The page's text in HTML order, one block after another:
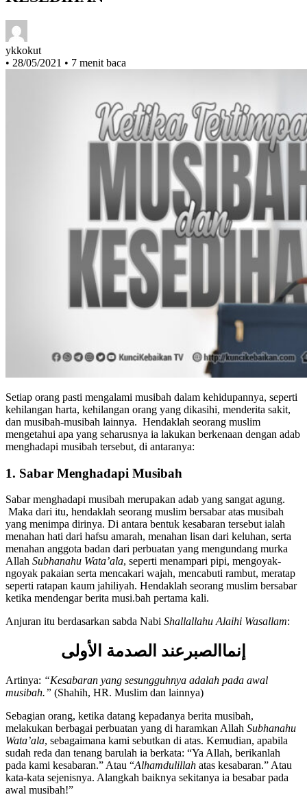
ykkokut
Setiap orang pasti mengalami musibah dalam kehidupannya, seperti
kehilangan harta, kehilangan orang yang dikasihi, menderita sakit,
dan musibah-musibah lainnya. Hendaklah seorang muslim
mengetahui apa yang seharusnya ia lakukan berkenaan dengan adab
1. Sabar Menghadapi Musibah
Sabar menghadapi musibah merupakan adab yang sangat agung.
Maka dari itu, hendaklah seorang muslim bersabar atas musibah
yang menimpa dirinya. Di antara bentuk kesabaran tersebut ialah
menahan hati dari hafsu amarah, menahan lisan dari keluhan, serta
menahan anggota badan dari perbuatan yang mengundang murka
AllahSubhanahu Wata’ala, seperti menampari pipi, mengoyak-
ngoyak pakaian serta mencakari wajah, mencabuti rambut, meratap
seperti ratapan kaum jahiliyah. Hendaklah seorang muslim bersabar
إنماالصبرعند الصدمة الأولى
Artinya:“Kesabaran yang sesungguhnya adalah pada awal
Sebagian orang, ketika datang kepadanya berita musibah,
melakukan berbagai perbuatan yang di haramkan AllahSubhanahu
Wata’ala, sebagaimana kami sebutkan di atas. Kemudian, apabila
sudah reda dan tenang barulah ia berkata: “Ya Allah, berikanlah
pada kami kesabaran.” Atau “Alhamdulillahatas kesabaran.” Atau
kata-kata sejenisnya. Alangkah baiknya sekitanya ia besabar pada